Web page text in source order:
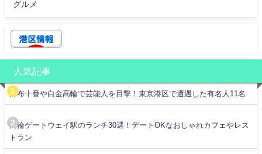
グルメ
人気記事
麻布十番や白金高輪で芸能人を目撃！東京港区で遭遇した有名人11名
高輪ゲートウェイ駅のランチ30選！デートOKなおしゃれカフェやレス
トラン